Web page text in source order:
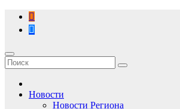
Перейти
содержимому
Новости
Новости Региона